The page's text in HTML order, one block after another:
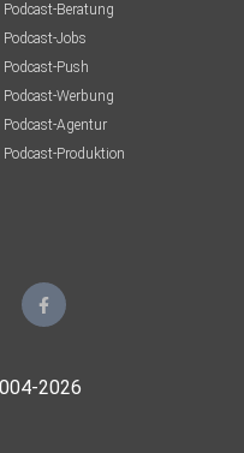
Podcast-Beratung
Podcast-Jobs
Podcast-Push
Podcast-Werbung
Podcast-Agentur
Podcast-Produktion
2026